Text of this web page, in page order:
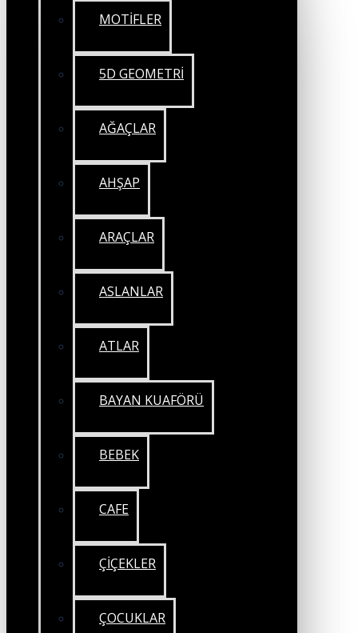
MOTİFLER
5D GEOMETRİ
AĞAÇLAR
AHŞAP
ARAÇLAR
ASLANLAR
ATLAR
BAYAN KUAFÖRÜ
BEBEK
CAFE
ÇİÇEKLER
ÇOCUKLAR